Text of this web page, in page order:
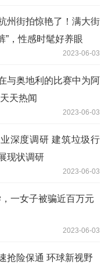
州街拍惊艳了！满大街
”，性感时髦好养眼
2023-06-03
与奥地利的比赛中为阿
天热闻
2023-06-03
深度调研 建筑垃圾行
现状调研
2023-06-03
一女子被骗近百万元
2023-06-03
抢险保通 环球新视野